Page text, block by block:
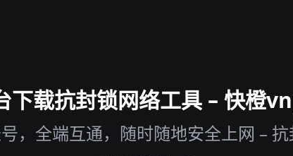
下载抗封锁网络工具 – 快橙
，全端互通，随时随地安全上网 –